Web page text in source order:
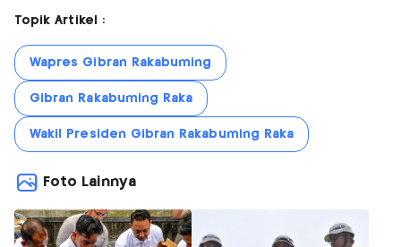
Topik Artikel :
Wapres Gibran Rakabuming
Gibran Rakabuming Raka
Wakil Presiden Gibran Rakabuming Raka
Foto Lainnya